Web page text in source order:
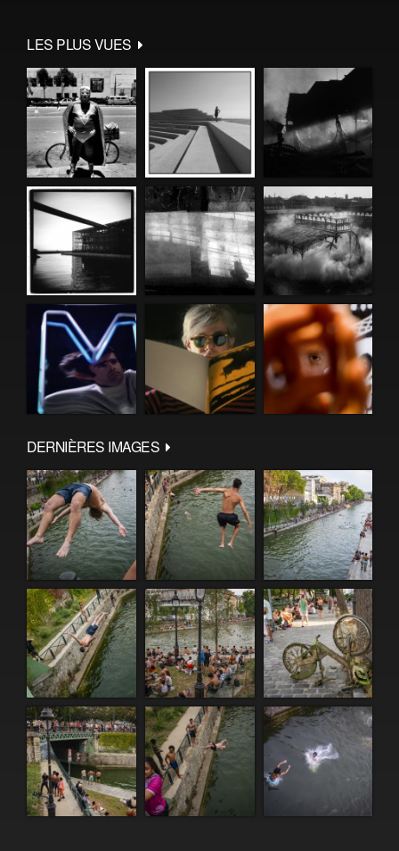
LES PLUS VUES
DERNIÈRES IMAGES